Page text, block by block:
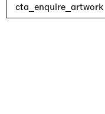
cta_enquire_artwork